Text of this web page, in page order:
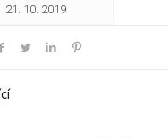
21. 10. 2019